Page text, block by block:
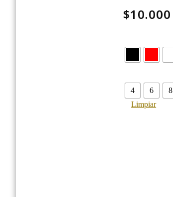
$10.000
4
6 8
Limpiar